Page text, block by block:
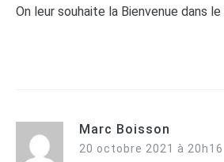
On leur souhaite la Bienvenue dans le
Marc Boisson
20 octobre 2021 à 20h16